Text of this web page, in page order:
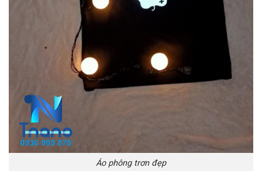
Áo phông trơn đẹp